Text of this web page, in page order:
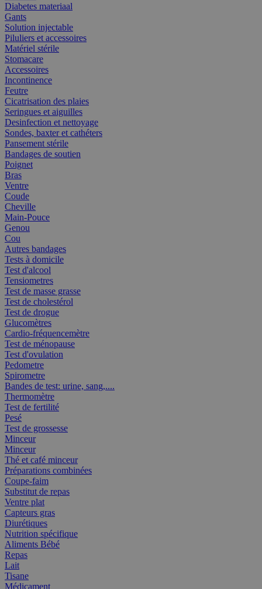
Diabetes materiaal
Gants
Solution injectable
Piluliers et accessoires
Matériel stérile
Stomacare
Accessoires
Incontinence
Feutre
Cicatrisation des plaies
Seringues et aiguilles
Desinfection et nettoyage
Sondes, baxter et cathéters
Pansement stérile
Bandages de soutien
Poignet
Bras
Ventre
Coude
Cheville
Main-Pouce
Genou
Cou
Autres bandages
Tests à domicile
Test d'alcool
Tensiometres
Test de masse grasse
Test de cholestérol
Test de drogue
Glucomètres
Cardio-fréquencemètre
Test de ménopause
Test d'ovulation
Pedometre
Spirometre
Bandes de test: urine, sang,....
Thermomètre
Test de fertilité
Pesé
Test de grossesse
Minceur
Minceur
Thé et café minceur
Préparations combinées
Coupe-faim
Substitut de repas
Ventre plat
Capteurs gras
Diurétiques
Nutrition spécifique
Aliments Bébé
Repas
Lait
Tisane
Médicament